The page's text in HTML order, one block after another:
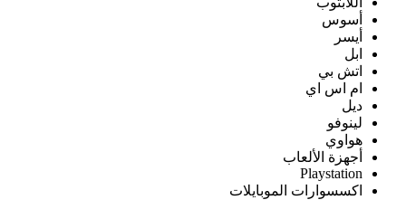
أسوس
أيسر
ابل
اتش بي
ام اس اي
ديل
لينوفو
هواوي
أجهزة الألعاب
Playstation
اكسسوارات الموبايلات